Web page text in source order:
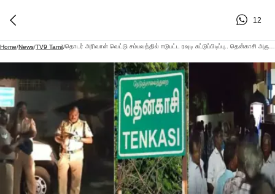
12
Home/News/TV9 Tamil/